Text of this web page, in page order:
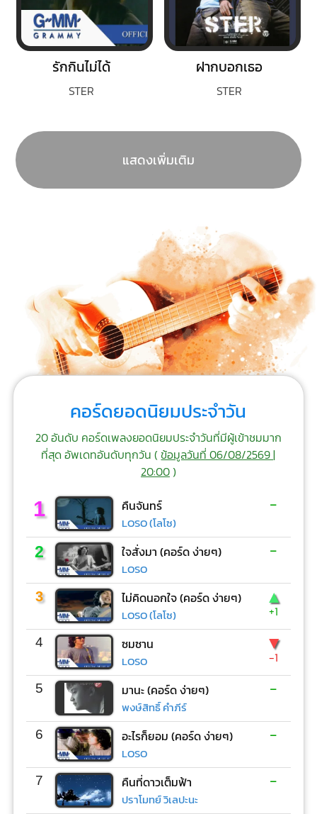
รักกินไม่ได้
STER
ฝากบอกเธอ
STER
แสดงเพิ่มเติม
คอร์ดยอดนิยมประจำวัน
20 อันดับ คอร์ดเพลงยอดนิยมประจำวันที่มีผู้เข้าชมมาก
ที่สุด อัพเดทอันดับทุกวัน (ข้อมูลวันที่ 06/08/2569 |
20:00)
1 คืนจันทร์
LOSO (โลโซ)
-
2 ใจสั่งมา (คอร์ด ง่ายๆ)
LOSO
-
3 ไม่คิดนอกใจ (คอร์ด ง่ายๆ)
LOSO (โลโซ)
▲
+1
4 ซมซาน
LOSO
▼
-1
5 มานะ (คอร์ด ง่ายๆ)
พงษ์สิทธิ์ คำภีร์
-
6 อะไรก็ยอม (คอร์ด ง่ายๆ)
LOSO
-
7 คืนที่ดาวเต็มฟ้า
ปราโมทย์ วิเลปะนะ
-